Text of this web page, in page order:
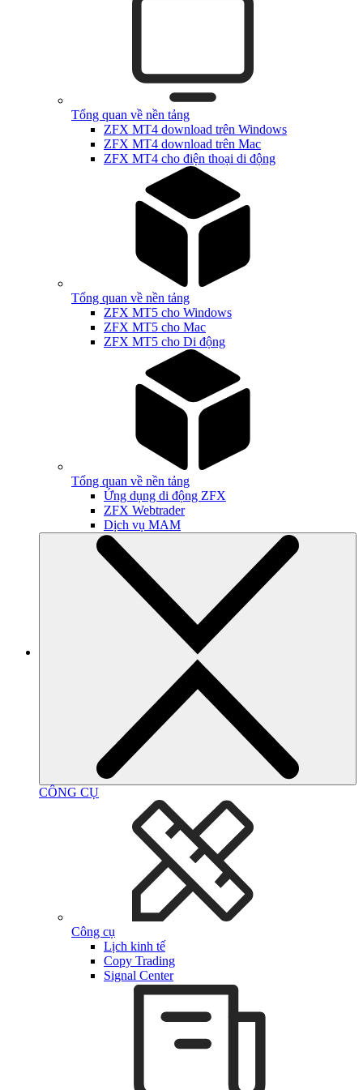
Tổng quan về nền tảng
ZFX MT4 download trên Windows
ZFX MT4 download trên Mac
ZFX MT4 cho điện thoại di động
Tổng quan về nền tảng
ZFX MT5 cho Windows
ZFX MT5 cho Mac
ZFX MT5 cho Di động
Tổng quan về nền tảng
Ứng dụng di động ZFX
ZFX Webtrader
Dịch vụ MAM
CÔNG CỤ
Công cụ
Lịch kinh tế
Copy Trading
Signal Center